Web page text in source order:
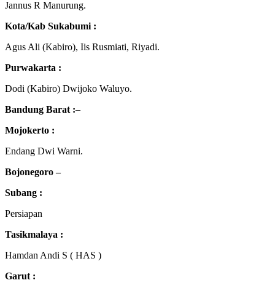
Jannus R Manurung.
Kota/Kab Sukabumi :
Agus Ali (Kabiro), Iis Rusmiati, Riyadi.
Purwakarta :
Dodi (Kabiro) Dwijoko Waluyo.
Bandung Barat :–
Mojokerto :
Endang Dwi Warni.
Bojonegoro –
Subang :
Persiapan
Tasikmalaya :
Hamdan Andi S ( HAS )
Garut :